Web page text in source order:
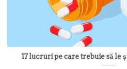
17 lucruri pe care trebuie să le